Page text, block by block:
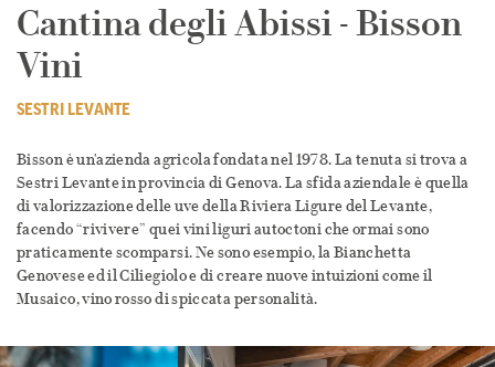
Cantina degli Abissi - Bisson
Vini
SESTRI LEVANTE
Bisson è un'azienda agricola fondata nel 1978. La tenuta si trova a
Sestri Levante in provincia di Genova. La sfida aziendale è quella
di valorizzazione delle uve della Riviera Ligure del Levante,
facendo “rivivere” quei vini liguri autoctoni che ormai sono
praticamente scomparsi. Ne sono esempio, la Bianchetta
Genovese ed il Ciliegiolo e di creare nuove intuizioni come il
Musaico, vino rosso di spiccata personalità.